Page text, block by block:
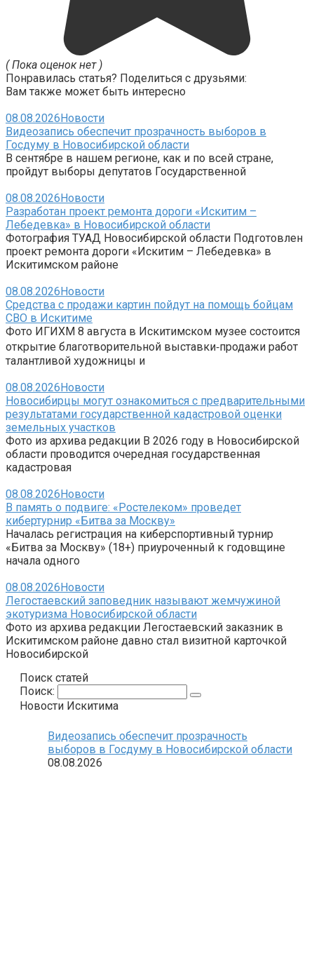
( Пока оценок нет )
Понравилась статья? Поделиться с друзьями:
Вам также может быть интересно
08.08.2026Новости
Видеозапись обеспечит прозрачность выборов в
Госдуму в Новосибирской области
В сентябре в нашем регионе, как и по всей стране,
пройдут выборы депутатов Государственной
08.08.2026Новости
Разработан проект ремонта дороги «Искитим –
Лебедевка» в Новосибирской области
Фотография ТУАД Новосибирской области Подготовлен
проект ремонта дороги «Искитим – Лебедевка» в
Искитимском районе
08.08.2026Новости
Средства с продажи картин пойдут на помощь бойцам
СВО в Искитиме
Фото ИГИХМ 8 августа в Искитимском музее состоится
открытие благотворительной выставки‑продажи работ
талантливой художницы и
08.08.2026Новости
Новосибирцы могут ознакомиться с предварительными
результатами государственной кадастровой оценки
земельных участков
Фото из архива редакции В 2026 году в Новосибирской
области проводится очередная государственная
кадастровая
08.08.2026Новости
В память о подвиге: «Ростелеком» проведет
кибертурнир «Битва за Москву»
Началась регистрация на киберспортивный турнир
«Битва за Москву» (18+) приуроченный к годовщине
начала одного
08.08.2026Новости
Легостаевский заповедник называют жемчужиной
экотуризма Новосибирской области
Фото из архива редакции Легостаевский заказник в
Искитимском районе давно стал визитной карточкой
Новосибирской
Поиск статей
Поиск:
Новости Искитима
Видеозапись обеспечит прозрачность
выборов в Госдуму в Новосибирской области
08.08.2026